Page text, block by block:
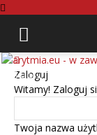
Zaloguj
Witamy! Zaloguj
Twoja nazwa